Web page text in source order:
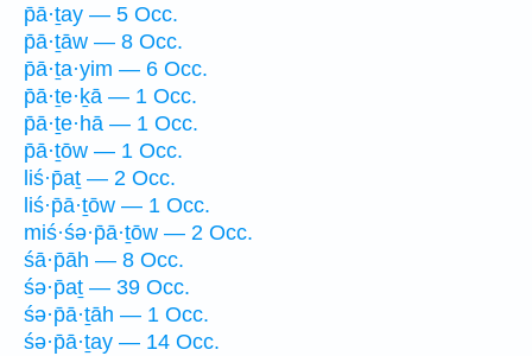
p̄ā·ṯay — 5 Occ.
p̄ā·ṯāw — 8 Occ.
p̄ā·ṯa·yim — 6 Occ.
p̄ā·ṯe·ḵā — 1 Occ.
p̄ā·ṯe·hā — 1 Occ.
p̄ā·ṯōw — 1 Occ.
liś·p̄aṯ — 2 Occ.
liś·p̄ā·ṯōw — 1 Occ.
miś·śə·p̄ā·ṯōw — 2 Occ.
śā·p̄āh — 8 Occ.
śə·p̄aṯ — 39 Occ.
śə·p̄ā·ṯāh — 1 Occ.
śə·p̄ā·ṯay — 14 Occ.